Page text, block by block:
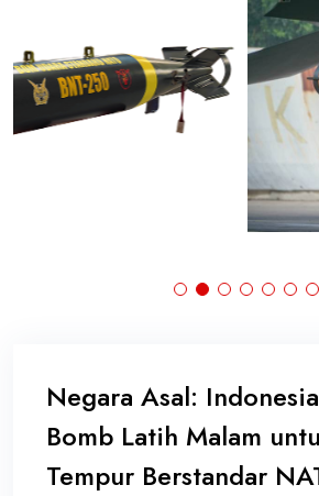
Negara Asal: Indonesia
Bomb Latih Malam
Tempur Berstandar